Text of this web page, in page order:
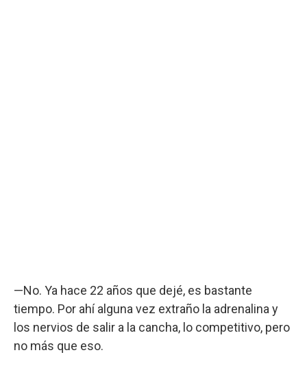
—No. Ya hace 22 años que dejé, es bastante
tiempo. Por ahí alguna vez extraño la adrenalina y
los nervios de salir a la cancha, lo competitivo, pero
no más que eso.